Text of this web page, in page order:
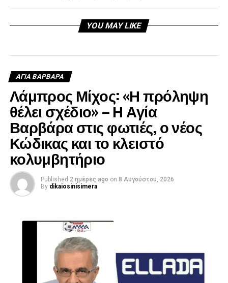
YOU MAY LIKE
ΑΓΙΑ ΒΑΡΒΑΡΑ
Λάμπρος Μίχος: «Η πρόληψη
θέλει σχέδιο» – Η Αγία
Βαρβάρα στις φωτιές, ο νέος
Κώδικας και το κλειστό
κολυμβητήριο
Published 2 ημέρες ago on 8 Αυγούστου, 2026
By dikaiosinisimera